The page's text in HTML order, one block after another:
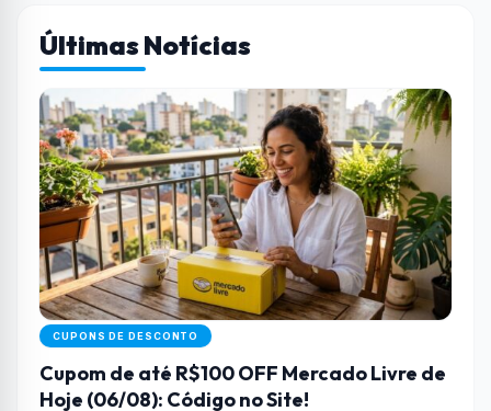
Últimas Notícias
CUPONS DE DESCONTO
Cupom de até R$100 OFF Mercado Livre de
Hoje (06/08): Código no Site!